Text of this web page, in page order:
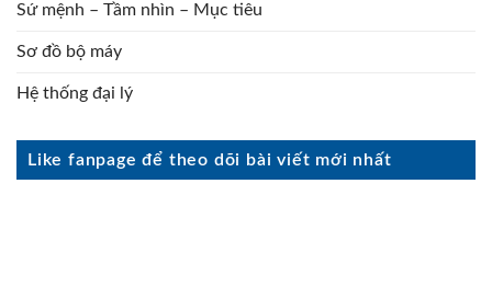
Sứ mệnh – Tầm nhìn – Mục tiêu
Sơ đồ bộ máy
Hệ thống đại lý
Like fanpage để theo dõi bài viết mới nhất